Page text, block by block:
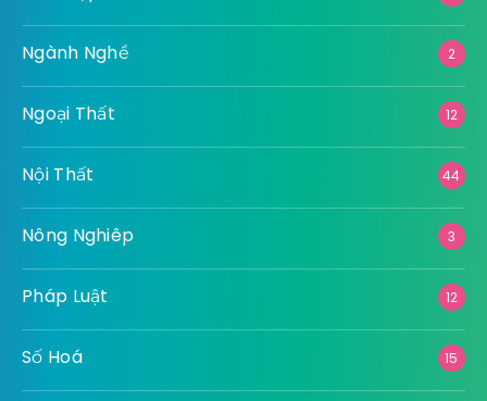
Ngành Nghề 2
Ngoại Thất 12
Nội Thất 44
Nông Nghiêp 3
Pháp Luật 12
Số Hoá 15